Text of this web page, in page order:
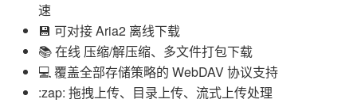
速
💾 可对接 Aria2 离线下载
📚 在线 压缩/解压缩、多文件打包下载
💻 覆盖全部存储策略的 WebDAV 协议支持
:zap: 拖拽上传、目录上传、流式上传处理